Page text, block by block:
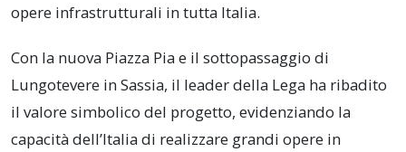
opere infrastrutturali in tutta Italia.
Con la nuova Piazza Pia e il sottopassaggio di
Lungotevere in Sassia, il leader della Lega ha ribadito
il valore simbolico del progetto, evidenziando la
capacità dell’Italia di realizzare grandi opere in